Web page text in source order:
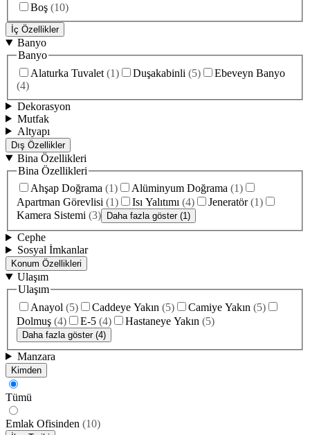
Boş (10)
İç Özellikler
Banyo
Banyo
Alaturka Tuvalet (1) Duşakabinli (5)
Ebeveyn Banyo
(4)
Dekorasyon
Mutfak
Altyapı
Dış Özellikler
Bina Özellikleri
Bina Özellikleri
Ahşap Doğrama (1) Alüminyum Doğrama (1)
Apartman Görevlisi (1) Isı Yalıtımı (4) Jeneratör (1)
Kamera Sistemi (3) Daha fazla göster (1)
Cephe
Sosyal İmkanlar
Konum Özellikleri
Ulaşım
Ulaşım
Anayol (5) Caddeye Yakın (5) Camiye Yakın (5)
Dolmuş (4) E-5 (4) Hastaneye Yakın (5)
Daha fazla göster (4)
Manzara
Kimden
Tümü
Emlak Ofisinden (10)